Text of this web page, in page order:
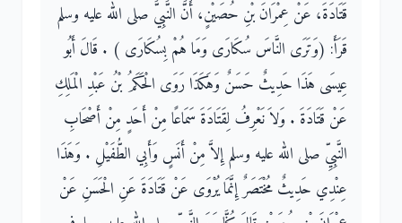
قَتَادَةَ، عَنْ عِمْرَانَ بْنِ حُصَيْنٍ، أَنَّ النَّبِيَّ صلى الله عليه وسلم
قَرَأَ‏:‏ ‏(‏وَتَرَى النَّاسَ سُكَارَى وَمَا هُمْ بِسُكَارَى ‏)‏ ‏.‏ قَالَ أَبُو
عِيسَى هَذَا حَدِيثٌ حَسَنٌ وَهَكَذَا رَوَى الْحَكَمُ بْنُ عَبْدِ الْمَلِكِ
عَنْ قَتَادَةَ ‏.‏ وَلاَ نَعْرِفُ لِقَتَادَةَ سَمَاعًا مِنْ أَحَدٍ مِنْ أَصْحَابِ
النَّبِيِّ صلى الله عليه وسلم إِلاَّ مِنْ أَنَسٍ وَأَبِي الطُّفَيْلِ ‏.‏ وَهَذَا
عِنْدِي حَدِيثٌ مُخْتَصَرٌ إِنَّمَا يُرْوَى عَنْ قَتَادَةَ عَنِ الْحَسَنِ عَنْ